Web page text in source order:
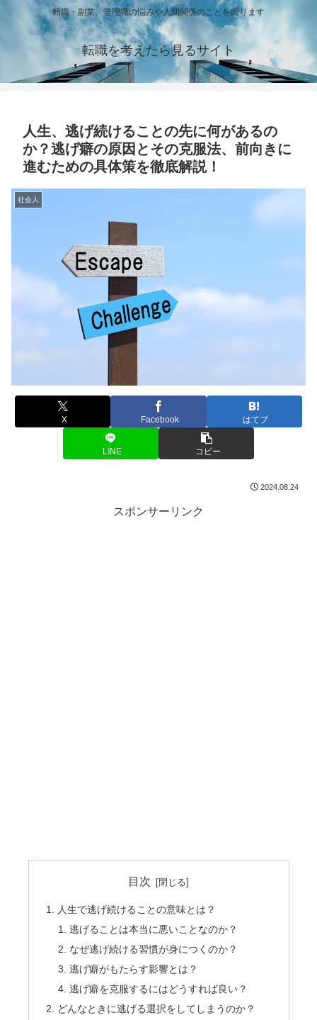
転職・副業、管理職の悩みや人間関係のことを綴ります
転職を考えたら見るサイト
人生、逃げ続けることの先に何があるの
か？逃げ癖の原因とその克服法、前向きに
進むための具体策を徹底解説！
社会人
X Facebook はてブ
LINE コピー
2024.08.24
スポンサーリンク
目次
人生で逃げ続けることの意味とは？
逃げることは本当に悪いことなのか？
なぜ逃げ続ける習慣が身につくのか？
逃げ癖がもたらす影響とは？
逃げ癖を克服するにはどうすれば良い？
どんなときに逃げる選択をしてしまうのか？